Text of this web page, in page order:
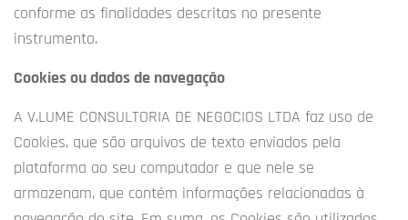
conforme as finalidades descritas no presente
instrumento.
Cookies ou dados de navegação
A V.LUME CONSULTORIA DE NEGOCIOS LTDA faz uso de
Cookies, que são arquivos de texto enviados pela
plataforma ao seu computador e que nele se
armazenam, que contém informações relacionadas à